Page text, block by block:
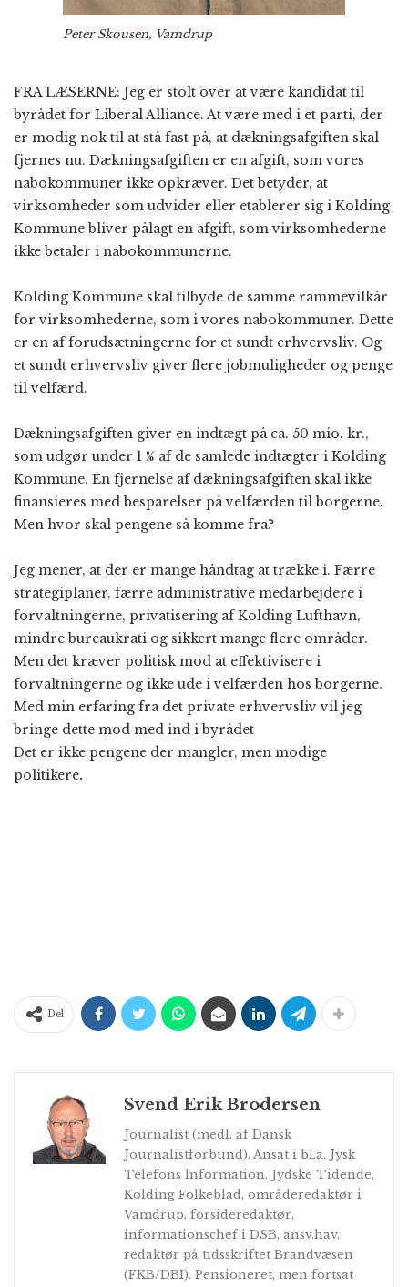
Peter Skousen, Vamdrup
FRA LÆSERNE: Jeg er stolt over at være kandidat til
byrådet for Liberal Alliance. At være med i et parti, der
er modig nok til at stå fast på, at dækningsafgiften skal
fjernes nu. Dækningsafgiften er en afgift, som vores
nabokommuner ikke opkræver. Det betyder, at
virksomheder som udvider eller etablerer sig i Kolding
Kommune bliver pålagt en afgift, som virksomhederne
ikke betaler i nabokommunerne.
Kolding Kommune skal tilbyde de samme rammevilkår
for virksomhederne, som i vores nabokommuner. Dette
er en af forudsætningerne for et sundt erhvervsliv. Og
et sundt erhvervsliv giver flere jobmuligheder og penge
til velfærd.
Dækningsafgiften giver en indtægt på ca. 50 mio. kr.,
som udgør under 1 % af de samlede indtægter i Kolding
Kommune. En fjernelse af dækningsafgiften skal ikke
finansieres med besparelser på velfærden til borgerne.
Men hvor skal pengene så komme fra?
Jeg mener, at der er mange håndtag at trække i. Færre
strategiplaner, færre administrative medarbejdere i
forvaltningerne, privatisering af Kolding Lufthavn,
mindre bureaukrati og sikkert mange flere områder.
Men det kræver politisk mod at effektivisere i
forvaltningerne og ikke ude i velfærden hos borgerne.
Med min erfaring fra det private erhvervsliv vil jeg
bringe dette mod med ind i byrådet
Det er ikke pengene der mangler, men modige
politikere.
Del
Svend Erik Brodersen
Journalist (medl. af Dansk
Journalistforbund). Ansat i bl.a. Jysk
Telefons lnformation. Jydske Tidende,
Kolding Folkeblad, områderedaktør i
Vamdrup, forsideredaktør,
informationschef i DSB, ansv.hav.
redaktør på tidsskriftet Brandvæsen
(FKB/DBI). Pensioneret, men fortsat